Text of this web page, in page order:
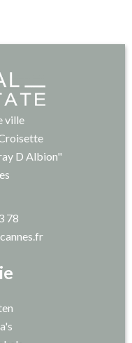
ville
D Albion"
78